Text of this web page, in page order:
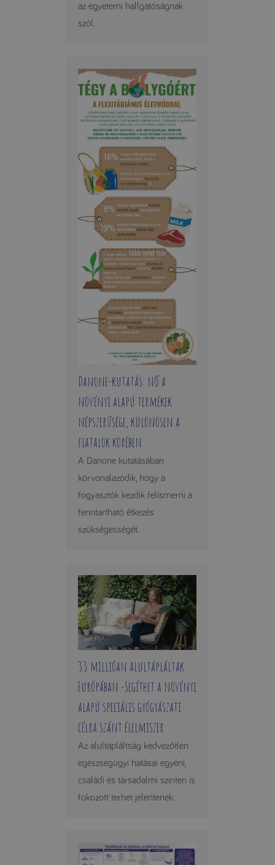
az egyetemi hallgatóságnak
szól.
Danone-kutatás: nő a
növényi alapú termékek
népszerűsége, különösen a
fiatalok körében
A Danone kutatásában
körvonalazódik, hogy a
fogyasztók kezdik felismerni a
fenntartható étkezés
szükségességét.
33 millióan alultápláltak
Európában -Segíthet a növényi
alapú speciális gyógyászati
célra szánt élelmiszer
Az alultápláltság kedvezőtlen
egészségügyi hatásai egyéni,
családi és társadalmi szinten is
fokozott terhet jelentenek.